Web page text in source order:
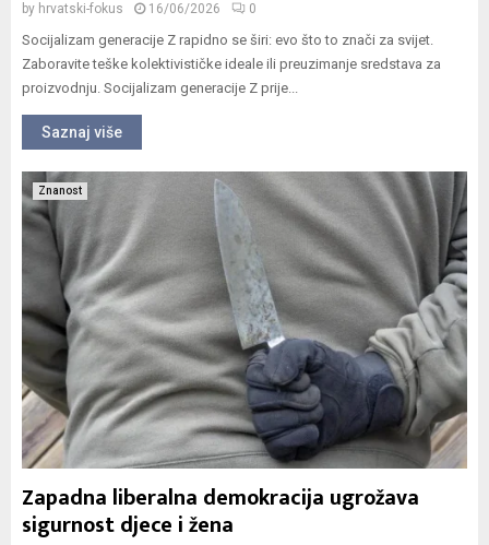
by hrvatski-fokus 16/06/2026 0
Socijalizam generacije Z rapidno se širi: evo što to znači za svijet.
Zaboravite teške kolektivističke ideale ili preuzimanje sredstava za
proizvodnju. Socijalizam generacije Z prije...
Saznaj više
Znanost
Zapadna liberalna demokracija ugrožava
sigurnost djece i žena